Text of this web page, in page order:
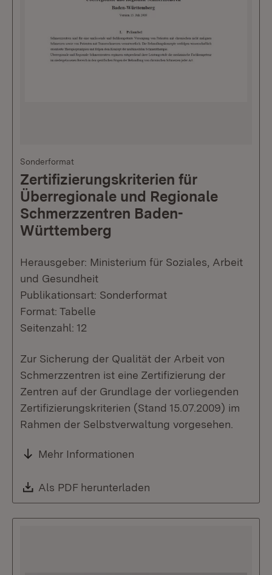
Sonderformat
Zertifizierungskriterien für
Überregionale und Regionale
Schmerzzentren Baden-
Württemberg
Herausgeber: Ministerium für Soziales, Arbeit
und Gesundheit
Publikationsart: Sonderformat
Format: Tabelle
Seitenzahl: 12
Zur Sicherung der Qualität der Arbeit von
Schmerzzentren ist eine Zertifizierung der
Zentren auf der Grundlage der vorliegenden
Zertifizierungskriterien (Stand 15.07.2009) im
Rahmen der Selbstverwaltung vorgesehen.
Mehr Informationen
Download:
Als PDF herunterladen